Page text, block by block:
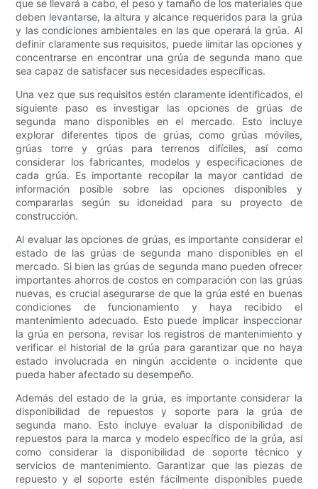
que se llevará a cabo, el peso y tamaño de los materiales que
deben levantarse, la altura y alcance requeridos para la grúa
y las condiciones ambientales en las que operará la grúa. Al
definir claramente sus requisitos, puede limitar las opciones y
concentrarse en encontrar una grúa de segunda mano que
sea capaz de satisfacer sus necesidades específicas.
Una vez que sus requisitos estén claramente identificados, el
siguiente paso es investigar las opciones de grúas de
segunda mano disponibles en el mercado. Esto incluye
explorar diferentes tipos de grúas, como grúas móviles,
grúas torre y grúas para terrenos difíciles, así como
considerar los fabricantes, modelos y especificaciones de
cada grúa. Es importante recopilar la mayor cantidad de
información posible sobre las opciones disponibles y
compararlas según su idoneidad para su proyecto de
construcción.
Al evaluar las opciones de grúas, es importante considerar el
estado de las grúas de segunda mano disponibles en el
mercado. Si bien las grúas de segunda mano pueden ofrecer
importantes ahorros de costos en comparación con las grúas
nuevas, es crucial asegurarse de que la grúa esté en buenas
condiciones de funcionamiento y haya recibido el
mantenimiento adecuado. Esto puede implicar inspeccionar
la grúa en persona, revisar los registros de mantenimiento y
verificar el historial de la grúa para garantizar que no haya
estado involucrada en ningún accidente o incidente que
pueda haber afectado su desempeño.
Además del estado de la grúa, es importante considerar la
disponibilidad de repuestos y soporte para la grúa de
segunda mano. Esto incluye evaluar la disponibilidad de
repuestos para la marca y modelo específico de la grúa, así
como considerar la disponibilidad de soporte técnico y
servicios de mantenimiento. Garantizar que las piezas de
repuesto y el soporte estén fácilmente disponibles puede